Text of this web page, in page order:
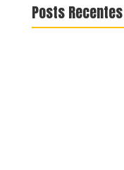
Posts Recentes